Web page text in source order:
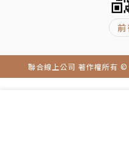
聯合線上公司 著作權所有